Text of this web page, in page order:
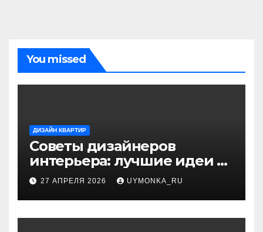
You missed
ДИЗАЙН КВАРТИР
Советы дизайнеров
интерьера: лучшие идеи и
профессиональные
секреты оформления
27 АПРЕЛЯ 2026 UYMONKA_RU